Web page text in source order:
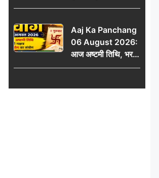
चमकेगी किस्मत, मेष-
Aaj Ka Panchang
06 August 2026:
आज अष्टमी तिथि, भरणी
नक्षत्र और गंड योग का
राहुकाल और दिनभर का